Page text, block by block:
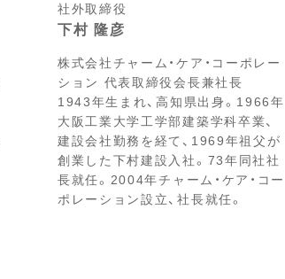
社外取締役
下村 隆彦
株式会社チャーム・ケア・コーポレー
ション 代表取締役会長兼社長
1943年生まれ、高知県出身。1966年
大阪工業大学工学部建築学科卒業、
建設会社勤務を経て、1969年祖父が
創業した下村建設入社。73年同社社
長就任。2004年チャーム・ケア・コー
ポレーション設立、社長就任。